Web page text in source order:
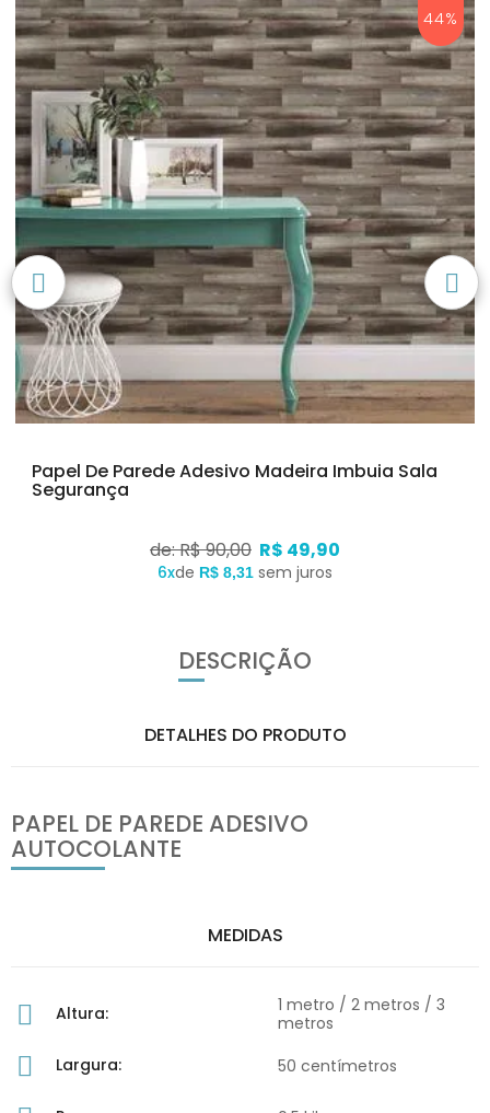
44%
Papel De Parede Adesivo Madeira Imbuia Sala
Segurança
de: R$ 90,00 R$ 49,90
6xde R$ 8,31 sem juros
DESCRIÇÃO
DETALHES DO PRODUTO
PAPEL DE PAREDE ADESIVO
AUTOCOLANTE
MEDIDAS
Altura:
1 metro / 2 metros / 3
metros
Largura:
50 centímetros